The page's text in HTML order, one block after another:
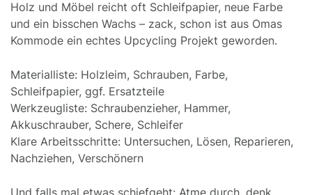
Holz und Möbel reicht oft Schleifpapier, neue Farbe
und ein bisschen Wachs – zack, schon ist aus Omas
Kommode ein echtes Upcycling Projekt geworden.
Materialliste: Holzleim, Schrauben, Farbe,
Schleifpapier, ggf. Ersatzteile
Werkzeugliste: Schraubenzieher, Hammer,
Akkuschrauber, Schere, Schleifer
Klare Arbeitsschritte: Untersuchen, Lösen, Reparieren,
Nachziehen, Verschönern
Und falls mal etwas schiefgeht: Atme durch, denk